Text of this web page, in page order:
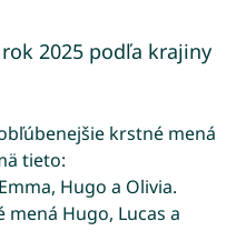
2025 podľa krajiny
krstné mená
tieto:
Hugo a Olivia.
mená Hugo, Lucas a